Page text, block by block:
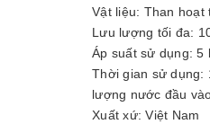
Vật liệu: Than hoạt
Lưu lượng tối đa:
Áp suất sử dụng: 5
Thời gian sử dụng:
lượng nước đầu
Xuất xứ: Việt Nam